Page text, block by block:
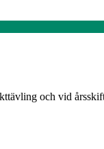
och vid